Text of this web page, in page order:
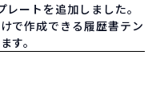
ートを追加しました。
で作成できる履歴書テン
す。